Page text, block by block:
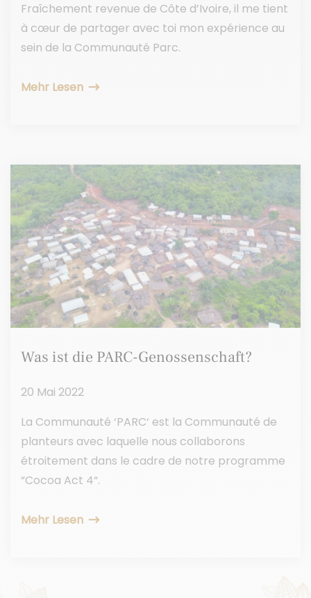
Fraîchement revenue de Côte d’Ivoire, il me tient
à cœur de partager avec toi mon expérience au
sein de la Communauté Parc.
Mehr Lesen
Was ist die PARC-Genossenschaft?
20 Mai 2022
La Communauté ‘PARC‘ est la Communauté de
planteurs avec laquelle nous collaborons
étroitement dans le cadre de notre programme
“Cocoa Act 4“.
Mehr Lesen